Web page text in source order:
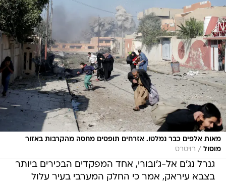
מאות אלפים כבר נמלטו. אזרחים תופסים מחסה מהקרבות באזור
מוסול / רויטרס
גנרל נג'ם אל-ג'ובורי, אחד המפקדים הבכירים ביותר
בצבא עיראק, אמר כי החלק המערבי בעיר עלול